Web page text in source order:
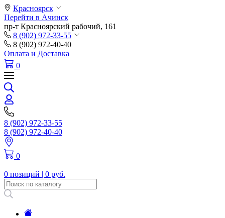
Красноярск
Перейти в Ачинск
пр-т Красноярский рабочий, 161
8 (902) 972-33-55
8 (902) 972-40-40
Оплата и Доставка
0
8 (902) 972-33-55
8 (902) 972-40-40
0
0 позиций | 0 руб.